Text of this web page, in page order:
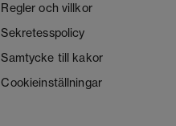
Regler och villkor
Sekretesspolicy
Samtycke till kakor
Cookieinställningar